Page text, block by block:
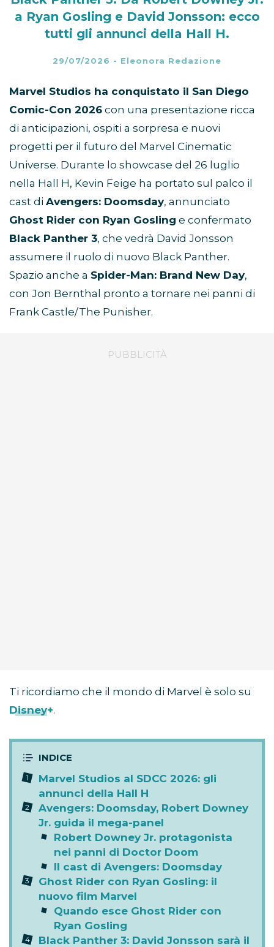
a Ryan Gosling e David Jonsson: ecco
tutti gli annunci della Hall H.
29/07/2026 - Eleonora Redazione
Marvel Studios ha conquistato il San Diego
Comic-Con 2026 con una presentazione ricca
di anticipazioni, ospiti a sorpresa e nuovi
progetti per il futuro del Marvel Cinematic
Universe. Durante lo showcase del 26 luglio
nella Hall H, Kevin Feige ha portato sul palco il
cast di Avengers: Doomsday, annunciato
Ghost Rider con Ryan Gosling e confermato
Black Panther 3, che vedrà David Jonsson
assumere il ruolo di nuovo Black Panther.
Spazio anche a Spider-Man: Brand New Day,
con Jon Bernthal pronto a tornare nei panni di
Frank Castle/The Punisher.
Ti ricordiamo che il mondo di Marvel è solo su
Disney+.
Marvel Studios al SDCC 2026: gli
annunci della Hall H
Avengers: Doomsday, Robert Downey
Jr. guida il mega-panel
Robert Downey Jr. protagonista
nei panni di Doctor Doom
Il cast di Avengers: Doomsday
Ghost Rider con Ryan Gosling: il
nuovo film Marvel
Quando esce Ghost Rider con
Ryan Gosling
Black Panther 3: David Jonsson sarà il